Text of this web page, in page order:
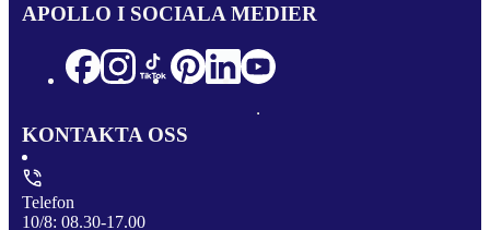
APOLLO I SOCIALA MEDIER
KONTAKTA OSS
Telefon
10/8: 08.30-17.00